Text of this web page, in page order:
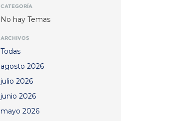
CATEGORÍA
No hay Temas
ARCHIVOS
Todas
agosto 2026
julio 2026
junio 2026
mayo 2026